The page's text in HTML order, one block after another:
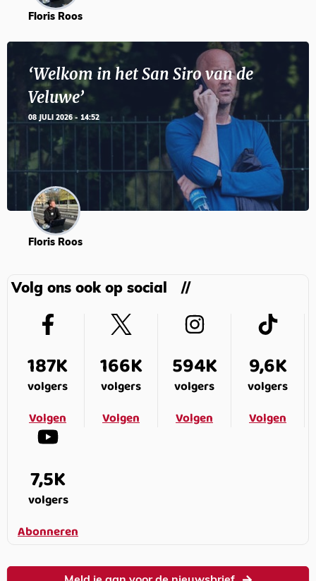
Floris Roos
‘Welkom in het San Siro van de
Veluwe’
08 JULI 2026 - 14:52
Floris Roos
Volg ons ook op social
187K
volgers
Volgen
166K
volgers
Volgen
594K
volgers
Volgen
9,6K
volgers
Volgen
7,5K
volgers
Abonneren